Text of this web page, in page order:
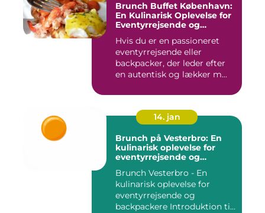
Brunch Buffet København:
En Kulinarisk Oplevelse for
Eventyrrejsende og
Hvis du er en passioneret
eventyrrejsende eller
backpacker, der leder efter
en autentisk og lækker m...
14. jan
Brunch på Vesterbro: En
kulinarisk oplevelse for
eventyrrejsende og
Brunch Vesterbro - En
kulinarisk oplevelse for
eventyrrejsende og
backpackere Introduktion til